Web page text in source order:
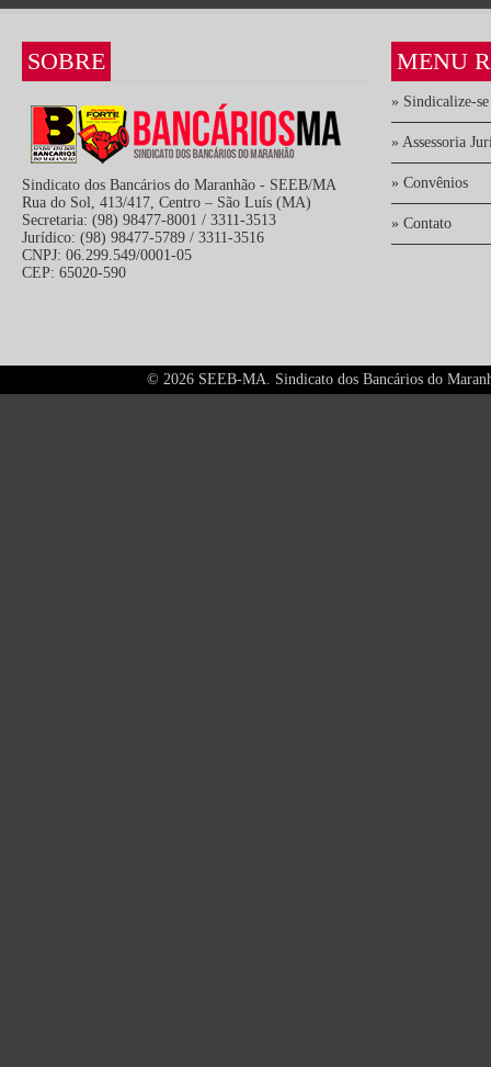
SOBRE
Sindicato dos Bancários do Maranhão - SEEB/MA
Rua do Sol, 413/417, Centro – São Luís (MA)
Secretaria: (98) 98477-8001 / 3311-3513
Jurídico: (98) 98477-5789 / 3311-3516
CNPJ: 06.299.549/0001-05
CEP: 65020-590
MENU
» Sindicalize-se
» Assessoria
» Convênios
» Contato
© 2026 SEEB-MA. Sindicato dos Bancários do